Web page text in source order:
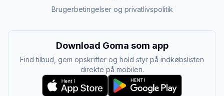
Brugerbetingelser og privatlivspolitik
Download Goma som app
Find tilbud, gem opskrifter og hold styr på indkøbslisten
direkte på mobilen.